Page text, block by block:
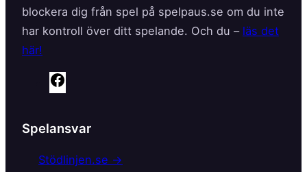
blockera dig från spel på spelpaus.se om du inte
har kontroll över ditt spelande. Och du – läs det
här!
e
b
Spelansvar
Stödlinjen.se →